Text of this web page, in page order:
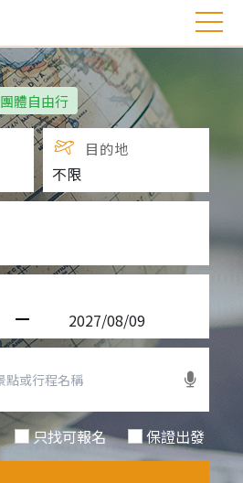
團體自由行
目的地
只找可報名 保證出發